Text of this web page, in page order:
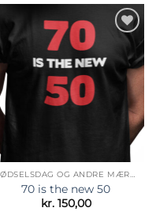
Tilføj til
ønskeliste
FØDSELSDAG OG ANDRE MÆRKEDAGE
70 is the new 50
kr.150,00